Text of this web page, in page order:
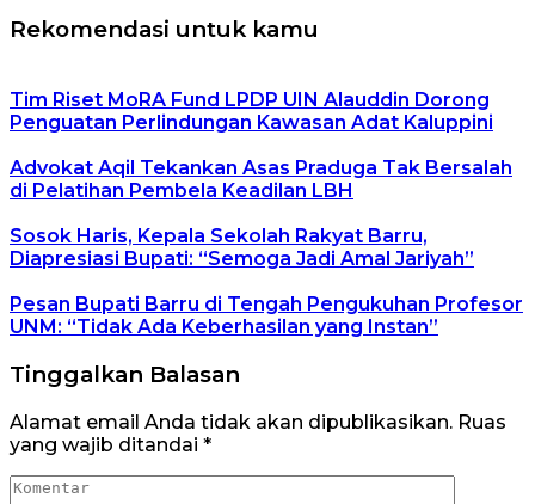
Rekomendasi untuk kamu
Tim Riset MoRA Fund LPDP UIN Alauddin Dorong
Penguatan Perlindungan Kawasan Adat Kaluppini
Advokat Aqil Tekankan Asas Praduga Tak Bersalah
di Pelatihan Pembela Keadilan LBH
Sosok Haris, Kepala Sekolah Rakyat Barru,
Diapresiasi Bupati: “Semoga Jadi Amal Jariyah”
Pesan Bupati Barru di Tengah Pengukuhan Profesor
UNM: “Tidak Ada Keberhasilan yang Instan”
Tinggalkan Balasan
Alamat email Anda tidak akan dipublikasikan. Ruas
yang wajib ditandai *